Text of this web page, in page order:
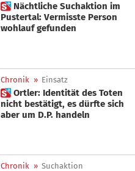
 Nächtliche Suchaktion im
Pustertal: Vermisste Person
wohlauf gefunden
Chronik » Einsatz
 Ortler: Identität des Toten
nicht bestätigt, es dürfte sich
aber um D.P. handeln
Chronik » Suchaktion